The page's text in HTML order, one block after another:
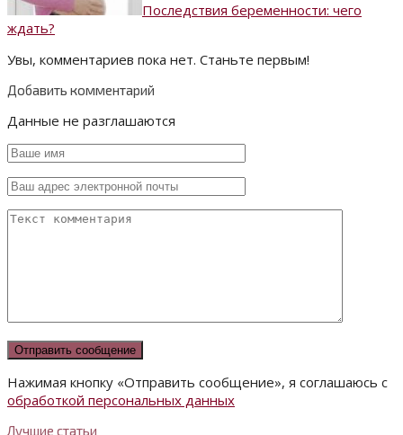
Последствия беременности: чего
ждать?
Увы, комментариев пока нет. Станьте первым!
Добавить комментарий
Данные не разглашаются
Нажимая кнопку «Отправить сообщение», я соглашаюсь с
обработкой персональных данных
Лучшие статьи